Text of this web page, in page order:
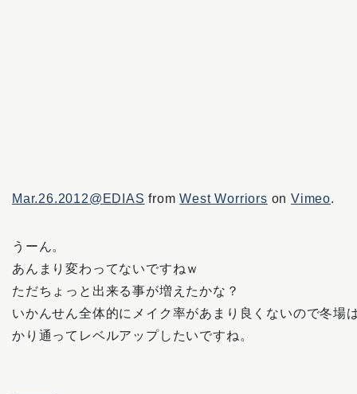
Mar.26.2012@EDIAS fromWest Worriors onVimeo.
うーん。
あんまり変わってないですねｗ
ただちょっと出来る事が増えたかな？
いかんせん全体的にメイク率があまり良くないので冬場
かり通ってレベルアップしたいですね。